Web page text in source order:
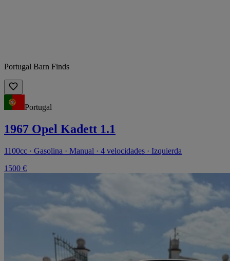
Portugal Barn Finds
Portugal
1967 Opel Kadett 1.1
1100cc · Gasolina · Manual · 4 velocidades · Izquierda
1500 €